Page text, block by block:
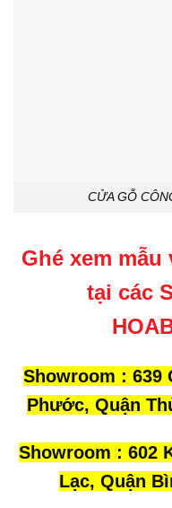
CỬA GỖ
Ghé xem
tại các
Showroom : 639
Phước, Quận
Showroom : 602
Lạc, Quận